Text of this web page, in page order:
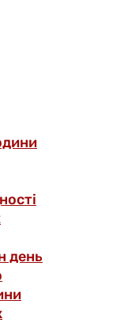
день